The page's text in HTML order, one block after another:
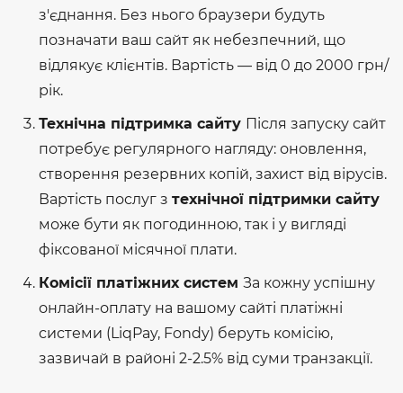
з'єднання. Без нього браузери будуть
позначати ваш сайт як небезпечний, що
відлякує клієнтів. Вартість — від 0 до 2000 грн/
рік.
Технічна підтримка сайту Після запуску сайт
потребує регулярного нагляду: оновлення,
створення резервних копій, захист від вірусів.
Вартість послуг з технічної підтримки сайту
може бути як погодинною, так і у вигляді
фіксованої місячної плати.
Комісії платіжних систем За кожну успішну
онлайн-оплату на вашому сайті платіжні
системи (LiqPay, Fondy) беруть комісію,
зазвичай в районі 2-2.5% від суми транзакції.